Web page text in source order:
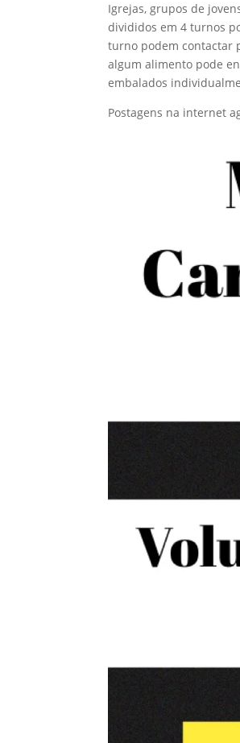
Igrejas, grupos de
divididos em 4 turnos
turno podem contactar
algum alimento pode
embalados
Postagens na internet